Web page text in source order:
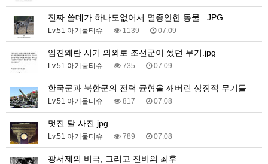
진짜 쓸데가 하나도없어서 멸종안한 동물...JPG
Lv.51 아기물티슈 1139 07.09
임진왜란 시기 의외로 조선군이 썼던 무기.jpg
Lv.51 아기물티슈 735 07.09
한국군과 북한군의 전력 균형을 깨버린 상징적 무기들
Lv.51 아기물티슈 817 07.08
멋진 달 사진.jpg
Lv.51 아기물티슈 789 07.08
광서제의 비극, 그리고 진비의 최후